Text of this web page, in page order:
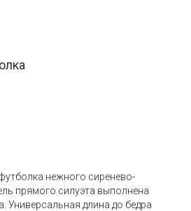
нежного сиренево-
прямого силуэта выполнена
Универсальная длина до бедра